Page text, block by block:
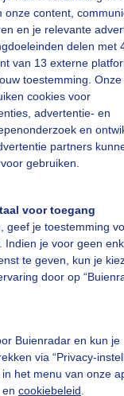
onze content,
en je relevante
delen met
van 13 externe
toestemming. Onze
cookies voor
advertentie- en
en
partners
gebruiken.
voor toegang
geef je toestemming
Indien je voor geen
te geven, kun je
door op
Buienradar en kun je
via “Privacy-
het menu van onze
en cookiebeleid
83x bekeken
Een
De Bilt